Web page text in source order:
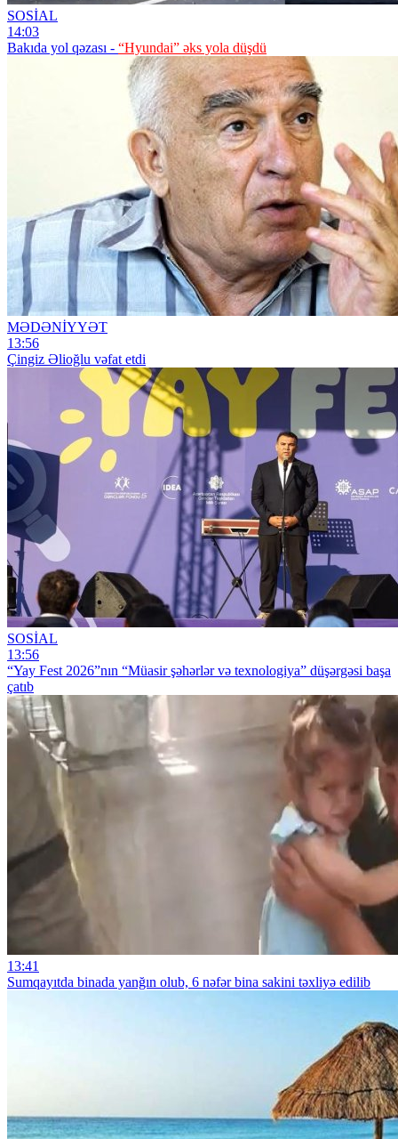
SOSİAL
14:03
Bakıda yol qəzası - “Hyundai” əks yola düşdü
MƏDƏNİYYƏT
13:56
Çingiz Əlioğlu vəfat etdi
SOSİAL
13:56
“Yay Fest 2026”nın “Müasir şəhərlər və texnologiya” düşərgəsi başa
çatıb
13:41
Sumqayıtda binada yanğın olub, 6 nəfər bina sakini təxliyə edilib